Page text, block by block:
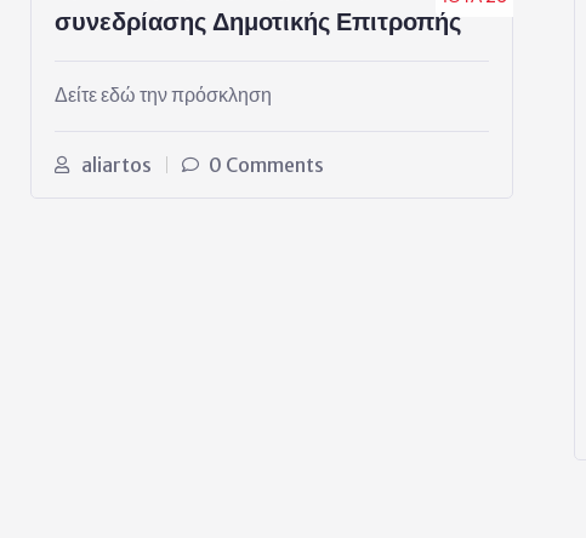
συνεδρίασης Δημοτικής Επιτροπής
Δείτε εδώ την πρόσκληση
aliartos 0 Comments